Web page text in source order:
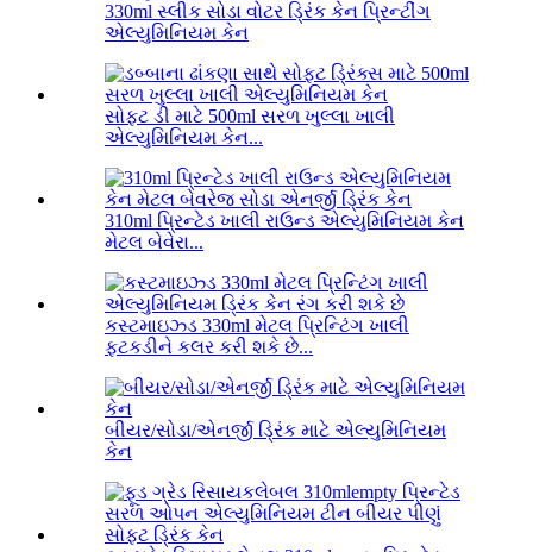
330ml સ્લીક સોડા વોટર ડ્રિંક કેન પ્રિન્ટીંગ
એલ્યુમિનિયમ કેન
સોફ્ટ ડી માટે 500ml સરળ ખુલ્લા ખાલી
એલ્યુમિનિયમ કેન...
310ml પ્રિન્ટેડ ખાલી રાઉન્ડ એલ્યુમિનિયમ કેન
મેટલ બેવેરા...
કસ્ટમાઇઝ્ડ 330ml મેટલ પ્રિન્ટિંગ ખાલી
ફટકડીને કલર કરી શકે છે...
બીયર/સોડા/એનર્જી ડ્રિંક માટે એલ્યુમિનિયમ
કેન